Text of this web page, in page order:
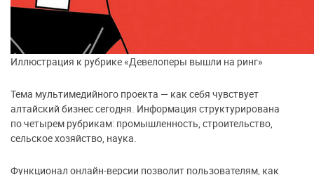
Иллюстрация к рубрике «Девелоперы вышли на ринг»
Тема мультимедийного проекта — как себя чувствует
алтайский бизнес сегодня. Информация структурирована
по четырем рубрикам: промышленность, строительство,
сельское хозяйство, наука.
Функционал онлайн-версии позволит пользователям, как